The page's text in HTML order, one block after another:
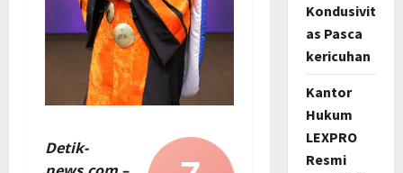
Detik-
Kondusivit
as Pasca
kericuhan
Kantor
Hukum
LEXPRO
Resmi